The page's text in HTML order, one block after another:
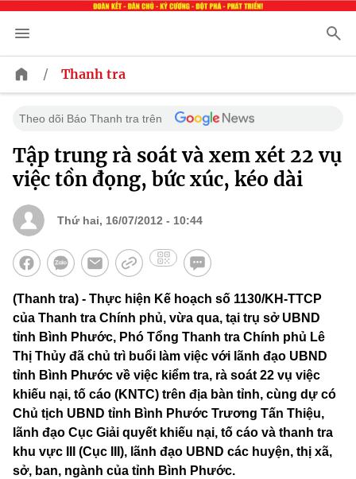
/ Thanh tra
Theo dõi Báo Thanh tra trên
Tập trung rà soát và xem xét 22 vụ
việc tồn đọng, bức xúc, kéo dài
Thứ hai, 16/07/2012 - 10:44
(Thanh tra) - Thực hiện Kế hoạch số 1130/KH-TTCP
của Thanh tra Chính phủ, vừa qua, tại trụ sở UBND
tỉnh Bình Phước, Phó Tổng Thanh tra Chính phủ Lê
Thị Thủy đã chủ trì buổi làm việc với lãnh đạo UBND
tỉnh Bình Phước về việc kiểm tra, rà soát 22 vụ việc
khiếu nại, tố cáo (KNTC) trên địa bàn tỉnh, cùng dự có
Chủ tịch UBND tỉnh Bình Phước Trương Tấn Thiệu,
lãnh đạo Cục Giải quyết khiếu nại, tố cáo và thanh tra
khu vực III (Cục III), lãnh đạo UBND các huyện, thị xã,
sở, ban, ngành của tỉnh Bình Phước.